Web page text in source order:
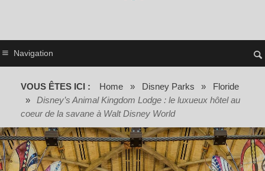
Navigation
VOUS ÊTES ICI : Home » Disney Parks »
Floride
»
Disney’s Animal Kingdom Lodge : le luxueux hôtel au
coeur de la savane à Walt Disney World